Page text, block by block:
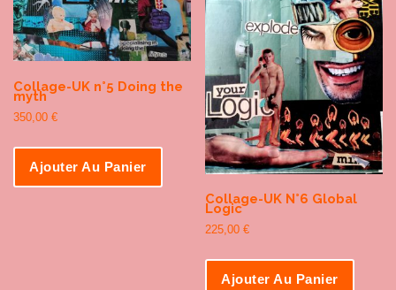
Collage-UK n°5 Doing the
myth
350,00 €
Ajouter Au Panier
Collage-UK N°6 Global
Logic
225,00€
Ajouter Au Panier